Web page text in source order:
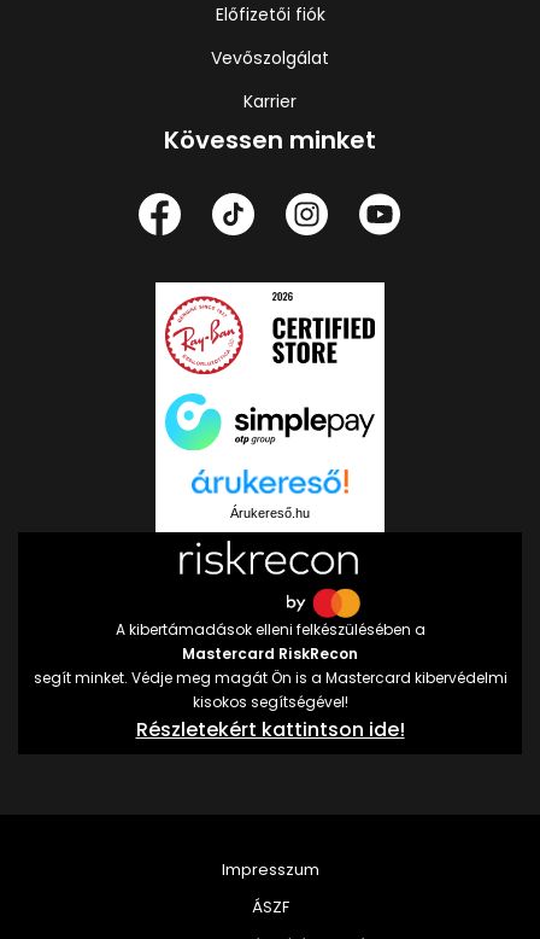
Előfizetői fiók
Vevőszolgálat
Karrier
Kövessen minket
Árukereső.hu
A kibertámadások elleni felkészülésében a
Mastercard RiskRecon
segít minket. Védje meg magát Ön is a Mastercard kibervédelmi
kisokos segítségével!
Részletekért kattintson ide!
Impresszum
ÁSZF